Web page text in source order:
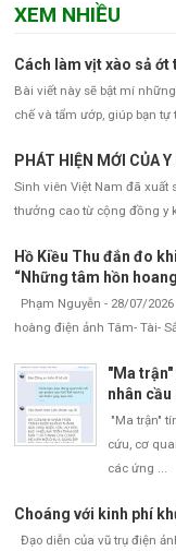
XEM NHIỀU
Cách làm vịt xào sả
Bài viết này sẽ bật mí
chế và tẩm ướp, giúp bạn tự
PHÁT HIỆN MỚI CỦA Y
Sinh viên Việt Nam đã xuất
thưởng cao từ cộng đồng y
Hồ Kiều Thu đắn đo
“Những tâm hồn
Phạm Nguyễn - 28/07/
hoàng điện ảnh Tâm- Tài-
"Ma
nhân
"Ma trận"
cứu, cơ
các ứng ...
Choáng với kinh phí
Đạo diễn của vũ trụ điện